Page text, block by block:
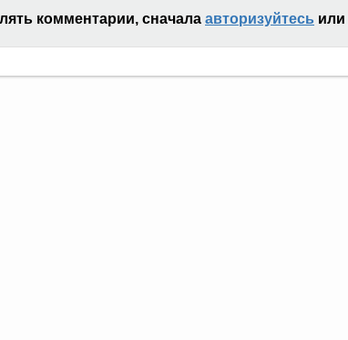
комментарии, сначала авторизуйтесь или